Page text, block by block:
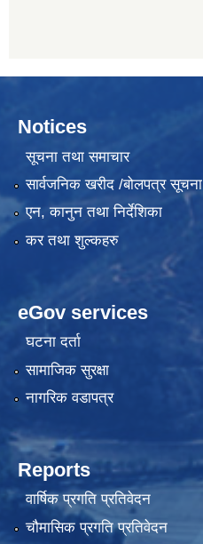
Notices
सूचना तथा समाचार
सार्वजनिक खरीद /बोलपत्र सूचना
एन, कानुन तथा निर्देशिका
कर तथा शुल्कहरु
eGov services
घटना दर्ता
सामाजिक सुरक्षा
नागरिक वडापत्र
Reports
वार्षिक प्रगति प्रतिवेदन
चौमासिक प्रगति प्रतिवेदन